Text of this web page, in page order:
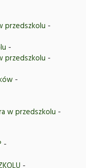
przedszkolu -
-
przedszkolu -
-
w przedszkolu -
-